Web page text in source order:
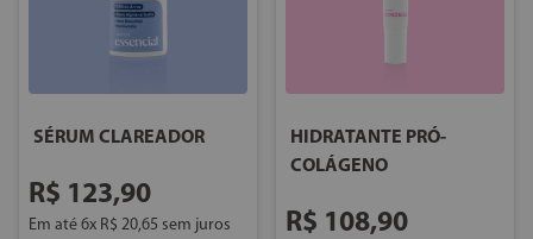
SÉRUM CLAREADOR
R$ 123,90
Em até 6x R$ 20,65 sem juros
HIDRATANTE PRÓ-
COLÁGENO
R$ 108,90